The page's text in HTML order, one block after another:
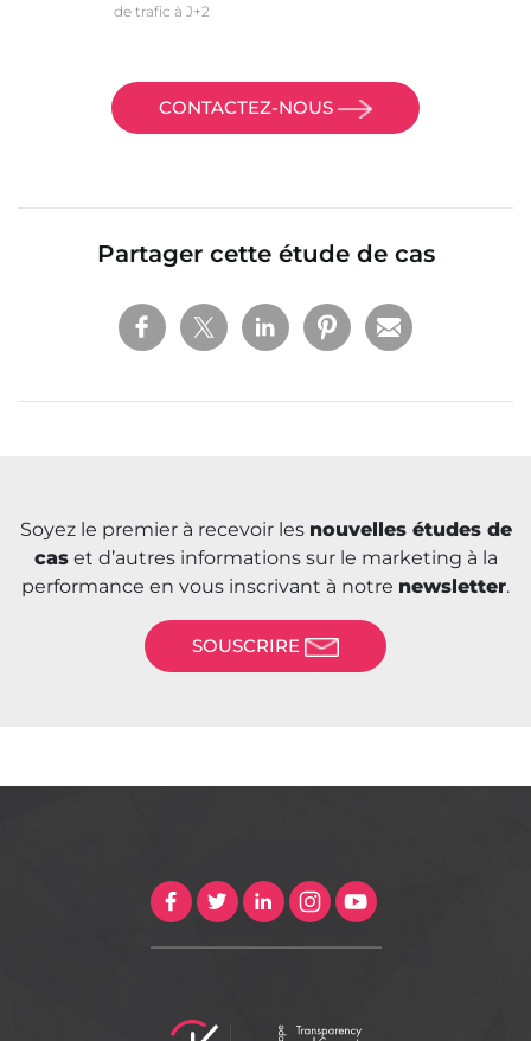
de trafic à J+2
CONTACTEZ-NOUS
Partager cette étude de cas
Soyez le premier à recevoir les nouvelles études de
caset d’autres informations sur le marketing à la
performance en vous inscrivant à notre newsletter.
SOUSCRIRE